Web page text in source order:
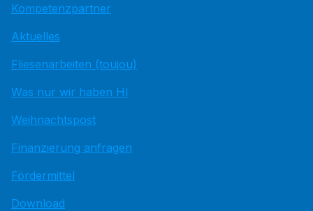
Kompetenzpartner
Aktuelles
Fliesenarbeiten (toujou)
Was nur wir haben HI
Weihnachtspost
Finanzierung anfragen
Fördermittel
Download